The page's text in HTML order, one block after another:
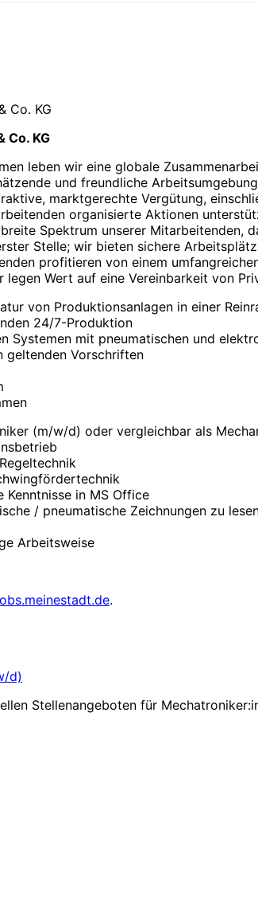
Co. KG
leben wir eine globale
und freund­liche
markt­ge­rechte Ver­gütung,
orga­ni­sierte Aktionen
Spektrum unserer Mit­arbeitenden,
Stelle; wir bieten sichere
profi­tieren von einem
legen Wert auf eine Ver­ein­bar­keit von
von Produktionsanlagen in einer
24/7-Produktion
Systemen mit pneumatischen und
geltenden Vorschriften
(m/w/d) oder vergleichbar als
Kenntnisse in MS Office
/ pneumatische Zeichnungen zu
Arbeitsweise
.
d)
Stellenangeboten für